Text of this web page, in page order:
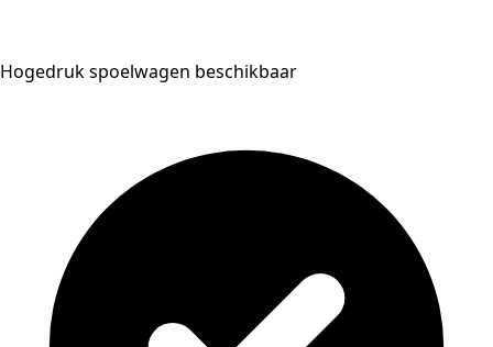
Hogedruk spoelwagen beschikbaar